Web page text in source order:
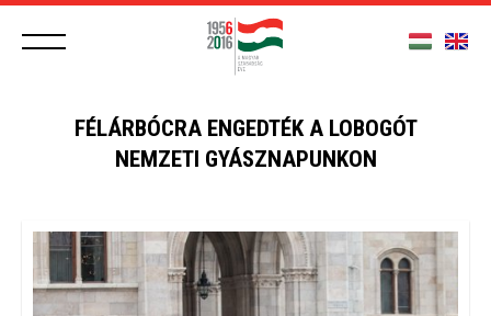
FÉLÁRBÓCRA ENGEDTÉK A LOBOGÓT
NEMZETI GYÁSZNAPUNKON